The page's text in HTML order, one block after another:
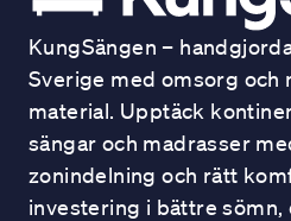
KungSängen –
Sverige med omsorg och
material. Upptäck
sängar och madrasser
zonindelning och rätt
investering i bättre sömn,